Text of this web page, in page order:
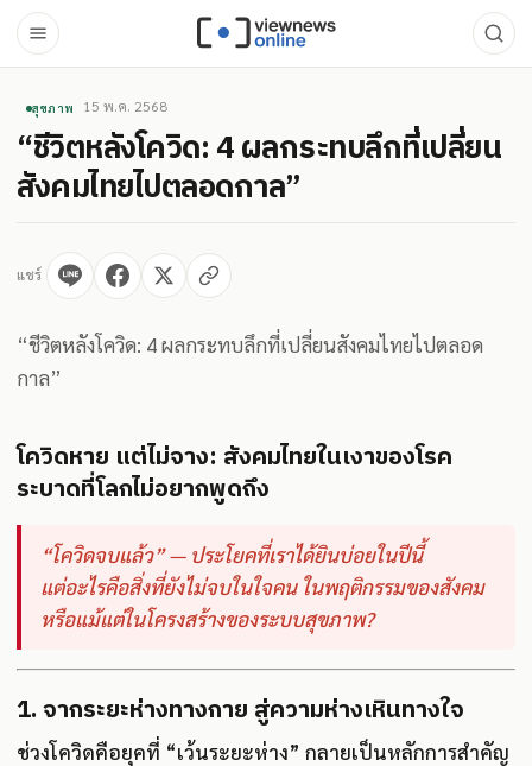
สุขภาพ 15 พ.ค. 2568
“ชีวิตหลังโควิด: 4 ผลกระทบลึกที่เปลี่ยน
สังคมไทยไปตลอดกาล”
แชร์
“ชีวิตหลังโควิด: 4 ผลกระทบลึกที่เปลี่ยนสังคมไทยไปตลอด
กาล”
โควิดหาย แต่ไม่จาง: สังคมไทยในเงาของโรค
ระบาดที่โลกไม่อยากพูดถึง
“โควิดจบแล้ว” — ประโยคที่เราได้ยินบ่อยในปีนี้
แต่อะไรคือสิ่งที่ยังไม่จบในใจคน ในพฤติกรรมของสังคม
หรือแม้แต่ในโครงสร้างของระบบสุขภาพ?
1. จากระยะห่างทางกาย สู่ความห่างเหินทางใจ
ช่วงโควิดคือยุคที่ “เว้นระยะห่าง” กลายเป็นหลักการสำคัญ